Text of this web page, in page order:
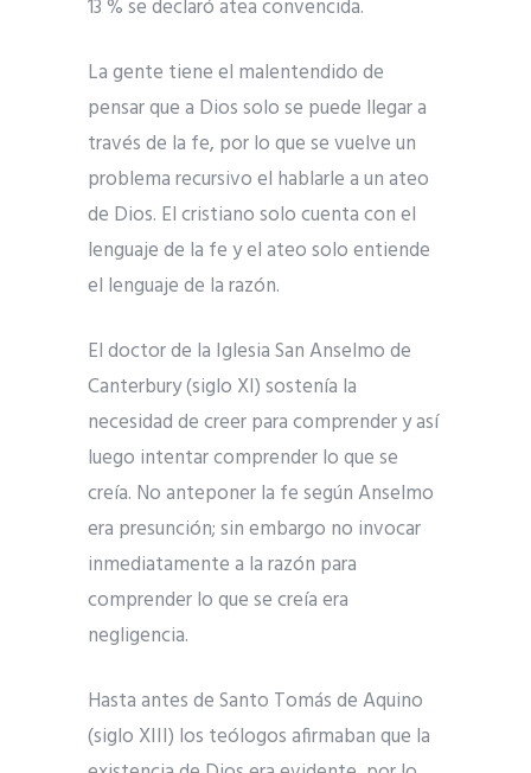
13 % se declaró atea convencida.
La gente tiene el malentendido de
pensar que a Dios solo se puede llegar a
través de la fe, por lo que se vuelve un
problema recursivo el hablarle a un ateo
de Dios. El cristiano solo cuenta con el
lenguaje de la fe y el ateo solo entiende
el lenguaje de la razón.
El doctor de la Iglesia San Anselmo de
Canterbury (siglo XI) sostenía la
necesidad de creer para comprender y así
luego intentar comprender lo que se
creía. No anteponer la fe según Anselmo
era presunción; sin embargo no invocar
inmediatamente a la razón para
comprender lo que se creía era
negligencia.
Hasta antes de Santo Tomás de Aquino
(siglo XIII) los teólogos afirmaban que la